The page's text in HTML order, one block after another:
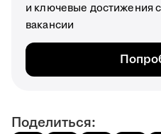
и ключевые достижения
вакансии
Поделиться: